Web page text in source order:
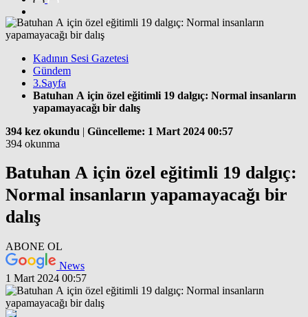
Kadının Sesi Gazetesi
Gündem
3.Sayfa
Batuhan A için özel eğitimli 19 dalgıç: Normal insanların
yapamayacağı bir dalış
394 kez okundu | Güncelleme: 1 Mart 2024 00:57
394 okunma
Batuhan A için özel eğitimli 19 dalgıç:
Normal insanların yapamayacağı bir
dalış
ABONE OL
News
1 Mart 2024 00:57